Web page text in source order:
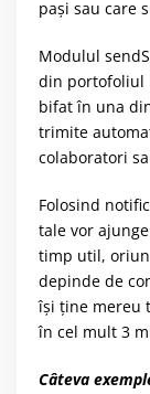
pași sau care
Modulul
din portofoliul
bifat în una
trimite
colaboratori
Folosind
tale vor
timp util,
depinde de
își ține mereu
în cel mult 3
Câteva